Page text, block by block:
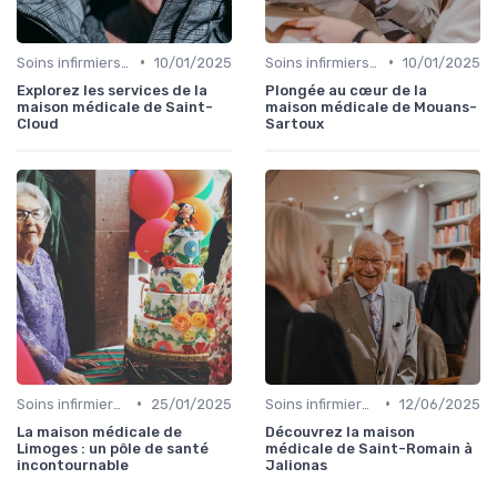
• 10/01/2025
Explorez les services de la
maison médicale de Saint-
Cloud
• 10/01/2025
Plongée au cœur de la
maison médicale de Mouans-
Sartoux
•
25/01/2025
La maison médicale de
Limoges : un pôle de santé
incontournable
• 12/06/2025
Découvrez la maison
médicale de Saint-Romain à
Jalionas